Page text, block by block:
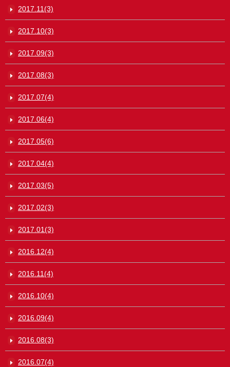
2017.11(3)
2017.10(3)
2017.09(3)
2017.08(3)
2017.07(4)
2017.06(4)
2017.05(6)
2017.04(4)
2017.03(5)
2017.02(3)
2017.01(3)
2016.12(4)
2016.11(4)
2016.10(4)
2016.09(4)
2016.08(3)
2016.07(4)